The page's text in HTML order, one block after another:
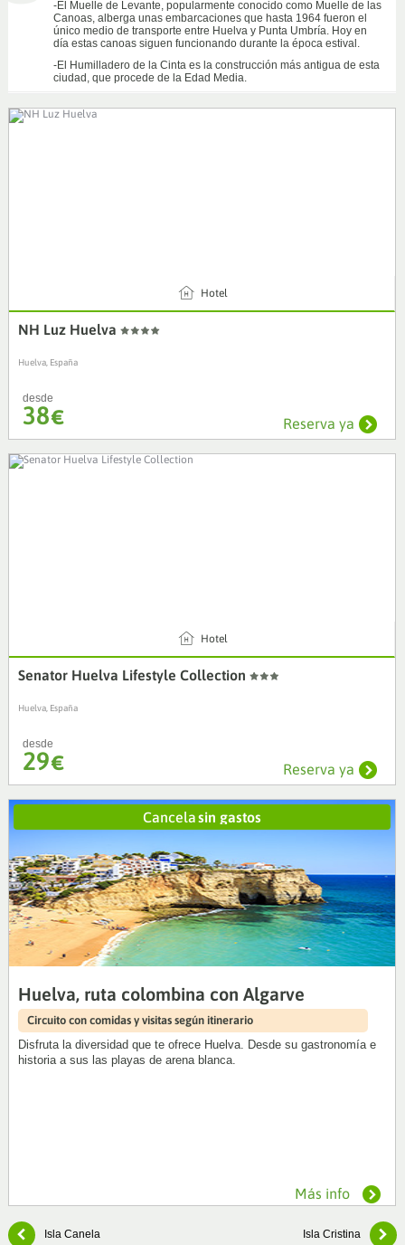
-El Muelle de Levante, popularmente conocido como Muelle de las
Canoas, alberga unas embarcaciones que hasta 1964 fueron el
único medio de transporte entre Huelva y Punta Umbría. Hoy en
día estas canoas siguen funcionando durante la época estival.
-El Humilladero de la Cinta es la construcción más antigua de esta
ciudad, que procede de la Edad Media.
4 Hotel
NH Luz Huelva
Huelva, España
desde
38€ Reserva ya
4 Hotel
Senator Huelva Lifestyle Collection
Huelva, España
desde
29€ Reserva ya
Cancelasin gastos
Huelva, ruta colombina con Algarve
Circuito con comidas y visitas según itinerario
Disfruta la diversidad que te ofrece Huelva. Desde su gastronomía e
historia a sus las playas de arena blanca.
Más info
Isla Canela Isla Cristina